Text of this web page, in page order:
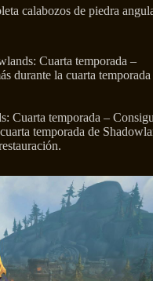
calabozos de piedra
Cuarta temporada –
durante la cuarta temporada
Cuarta temporada –
temporada de